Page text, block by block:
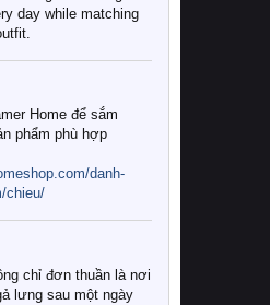
day while matching
Home để sắm
phẩm phù hợp
danh-
chieu/
chỉ đơn thuần là nơi
lưng sau một ngày